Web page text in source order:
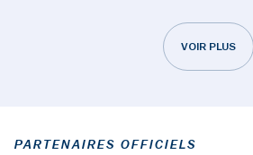
VOIR PLUS
PARTENAIRES OFFICIELS